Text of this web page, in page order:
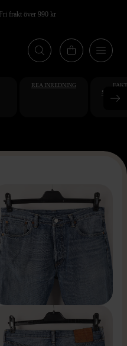
Fri frakt över 990 kr
REA INREDNING